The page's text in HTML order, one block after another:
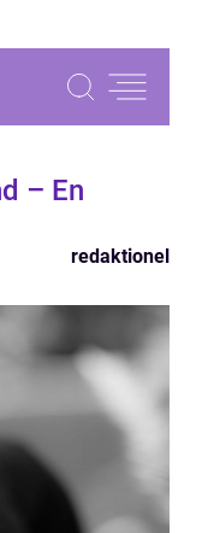
– En
redaktionel